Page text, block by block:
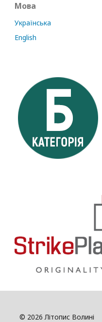
Мова
Українська
English
© 2026 Літопис Волині